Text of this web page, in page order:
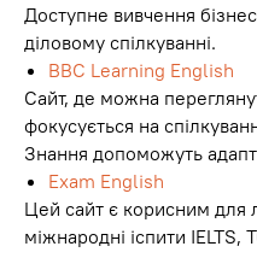
Доступне вивчення
діловому спілкуванні.
BBC Learning English
Сайт, де можна
фокусується на
Знання допоможуть
Exam English
Цей сайт є корисним для
міжнародні іспити IELTS,